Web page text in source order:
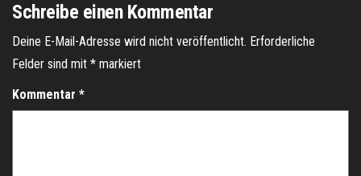
Schreibe einen Kommentar
Deine E-Mail-Adresse wird nicht veröffentlicht. Erforderliche
Felder sind mit * markiert
Kommentar *